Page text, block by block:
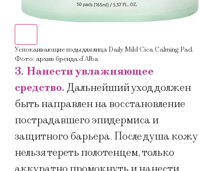
Успокаивающие пэды для лица Daily Mild Cica Calming Pad.
Фото: архив бренда d’Alba
3. Нанести увлажняющее
средство.Дальнейший уход должен
быть направлен на восстановление
пострадавшего эпидермиса и
защитного барьера. После душа кожу
нельзя тереть полотенцем, только